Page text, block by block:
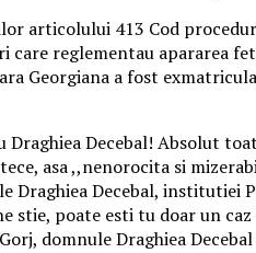
articolului 413 Cod
reglementau apararea
Georgiana a fost
Decebal! Absolut
asa ,,nenorocita si
Decebal, institutiei
poate esti tu doar un
domnule Draghiea